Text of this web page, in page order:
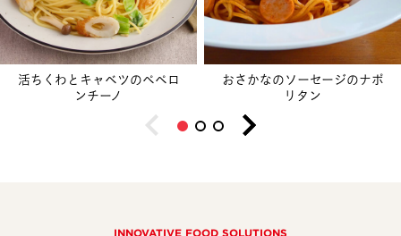
活ちくわとキャベツのペペロ
ンチーノ
おさかなのソーセージのナポ
リタン
INNOVATIVE FOOD SOLUTIONS